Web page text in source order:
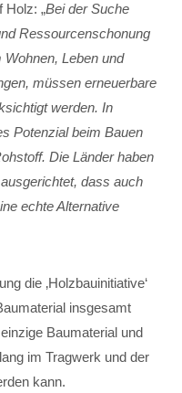
Holz: „Bei der Suche
Ressourcenschonung
Leben und
müssen erneuerbare
werden. In
Potenzial beim Bauen
Die Länder haben
dass auch
echte Alternative
die ‚Holzbauinitiative‘
insgesamt
Baumaterial und
im Tragwerk und der
kann.